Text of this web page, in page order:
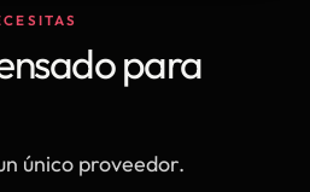
para
único proveedor.